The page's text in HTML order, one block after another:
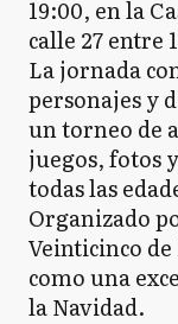
19:00, en la
calle 27 entre
La jornada
personajes y
un torneo de
juegos, fotos
todas las
Organizado
Veinticinco
como una
la Navidad.